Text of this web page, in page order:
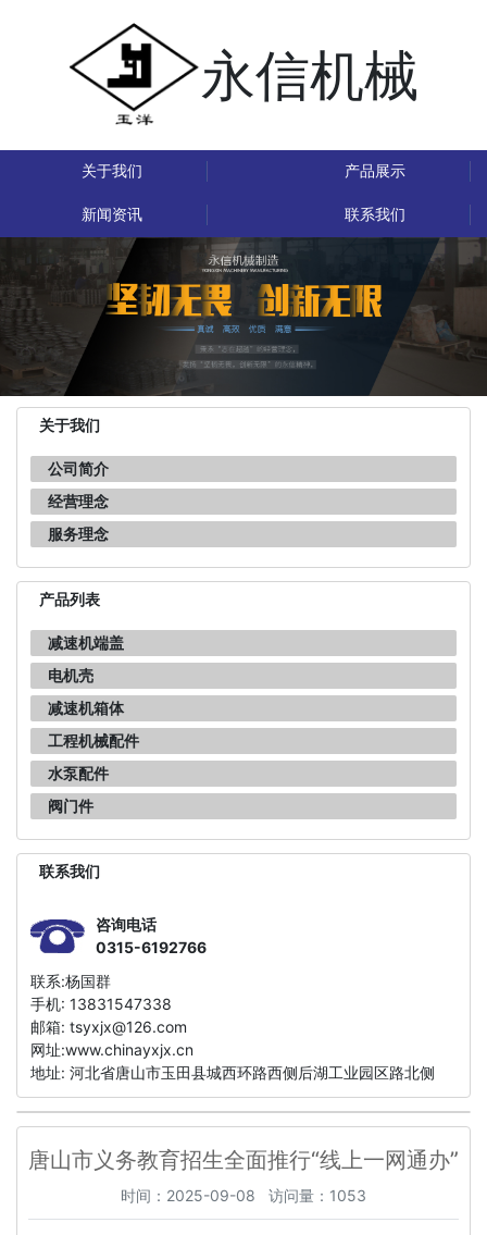
永信机械
关于我们 产品展示
新闻资讯 联系我们
关于我们
公司简介
经营理念
服务理念
产品列表
减速机端盖
电机壳
减速机箱体
工程机械配件
水泵配件
阀门件
联系我们
咨询电话
0315-6192766
联系:杨国群
手机: 13831547338
邮箱: tsyxjx@126.com
网址:www.chinayxjx.cn
地址: 河北省唐山市玉田县城西环路西侧后湖工业园区路北侧
唐山市义务教育招生全面推行“线上一网通办”
时间：2025-09-08 访问量：1053